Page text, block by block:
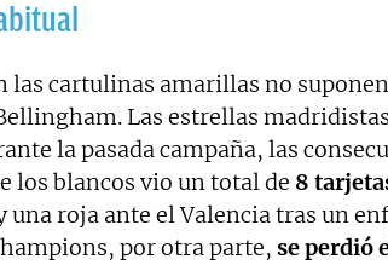
las cartulinas amarillas no
Las estrellas
la pasada campaña, las
los blancos vio un total de 8
una roja ante el Valencia tras un
por otra parte, se perdió